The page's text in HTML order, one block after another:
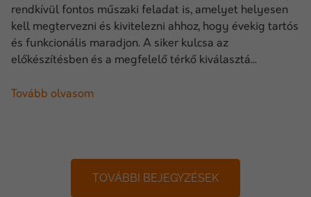
rendkívül fontos műszaki feladat is, amelyet helyesen
kell megtervezni és kivitelezni ahhoz, hogy évekig tartós
és funkcionális maradjon. A siker kulcsa az
előkészítésben és a megfelelő térkő kiválasztá...
Tovább olvasom
TOVÁBBI BEJEGYZÉSEK